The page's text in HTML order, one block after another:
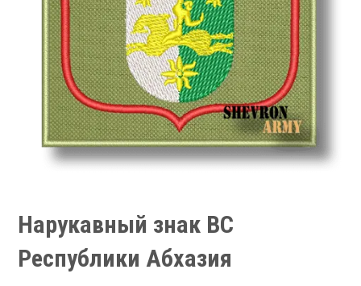
Нарукавный знак ВС
Республики Абхазия